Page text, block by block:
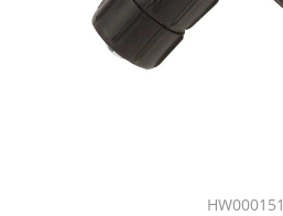
HW000151